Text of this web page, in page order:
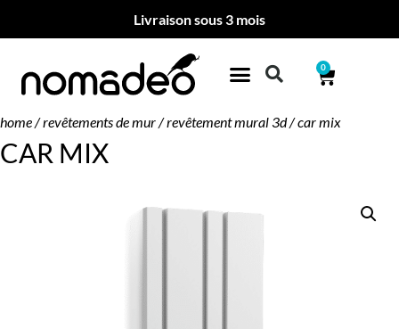
Livraison sous 3 mois
0
home/revêtements de mur/revêtement mural 3d/ car mix
CAR MIX